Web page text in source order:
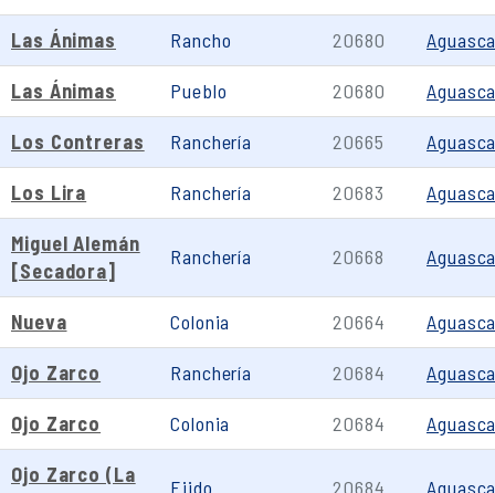
Las Ánimas Rancho 20680
Las Ánimas Pueblo 20680
Los Contreras Ranchería 20665
Los Lira Ranchería 20683
Miguel Alemán
[Secadora]
Ranchería 20668
Nueva Colonia 20664
Ojo Zarco Ranchería 20684
Ojo Zarco Colonia 20684
Ojo Zarco (La
Ejido 20684